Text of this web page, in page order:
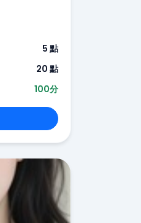
5 點
20 點
100分